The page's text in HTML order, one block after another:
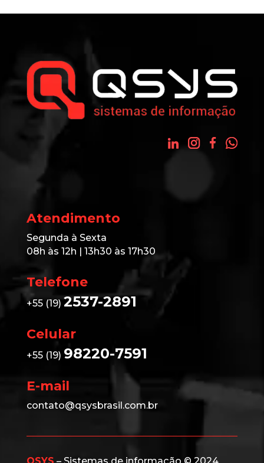
Atendimento
Segunda à Sexta
08h às 12h | 13h30 às 17h30
Telefone
+55 (19) 2537-2891
Celular
+55 (19) 98220-7591
E-mail
contato@qsysbrasil.com.br
QSYS – Sistemas de informação © 2024